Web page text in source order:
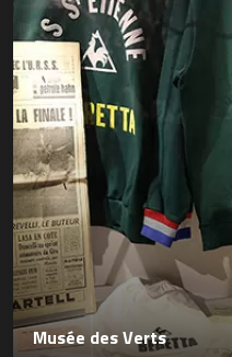
Musée des Verts